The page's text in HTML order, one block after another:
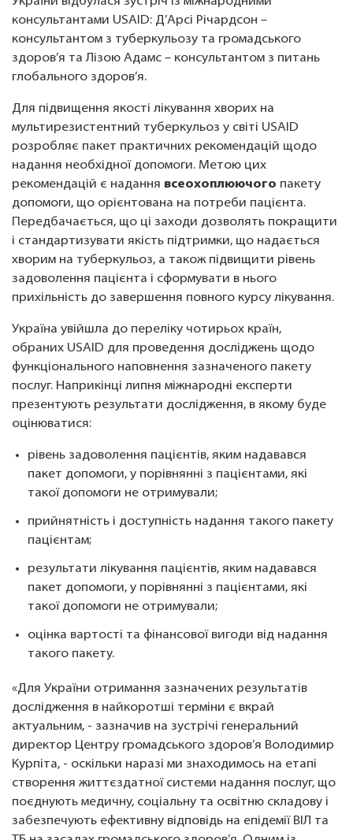
консультантами USAID: Д’Арсі Річардсон –
консультантом з туберкульозу та громадського
здоров’я та Лізою Адамс – консультантом з питань
глобального здоров’я.
Для підвищення якості лікування хворих на
мультирезистентний туберкульоз у світі USAID
розробляє пакет практичних рекомендацій щодо
надання необхідної допомоги. Метою цих
рекомендацій є надання всеохоплюючого пакету
допомоги, що орієнтована на потреби пацієнта.
Передбачається, що ці заходи дозволять покращити
і стандартизувати якість підтримки, що надається
хворим на туберкульоз, а також підвищити рівень
задоволення пацієнта і сформувати в нього
прихільність до завершення повного курсу лікування.
Україна увійшла до переліку чотирьох країн,
обраних USAID для проведення досліджень щодо
функціонального наповнення зазначеного пакету
послуг. Наприкінці липня міжнародні експерти
презентують результати дослідження, в якому буде
оцінюватися:
рівень задоволення пацієнтів, яким надавався
пакет допомоги, у порівнянні з пацієнтами, які
такої допомоги не отримували;
прийнятність і доступність надання такого пакету
пацієнтам;
результати лікування пацієнтів, яким надавався
пакет допомоги, у порівнянні з пацієнтами, які
такої допомоги не отримували;
оцінка вартості та фінансової вигоди від надання
такого пакету.
«Для України отримання зазначених результатів
дослідження в найкоротші терміни є вкрай
актуальним, - зазначив на зустрічі генеральний
директор Центру громадського здоров’я Володимир
Курпіта, - оскільки наразі ми знаходимось на етапі
створення життєздатної системи надання послуг, що
поєднують медичну, соціальну та освітню складову і
забезпечують ефективну відповідь на епідемії ВІЛ та